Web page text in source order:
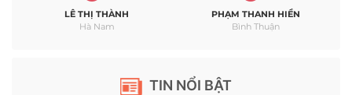
TIN NỔI BẬT
LÊ THỊ THÀNH
Hà Nam
PHẠM THANH HIỀN
Bình Thuận